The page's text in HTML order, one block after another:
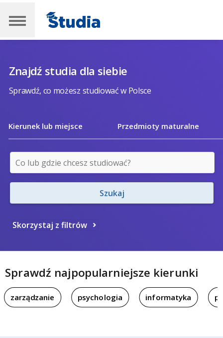
Znajdź studia dla siebie
Sprawdź, co możesz studiować w Polsce
Kierunek lub miejsce Przedmioty maturalne
Szukaj
Skorzystaj z filtrów
Sprawdź najpopularniejsze kierunki
zarządzanie psychologia informatyka